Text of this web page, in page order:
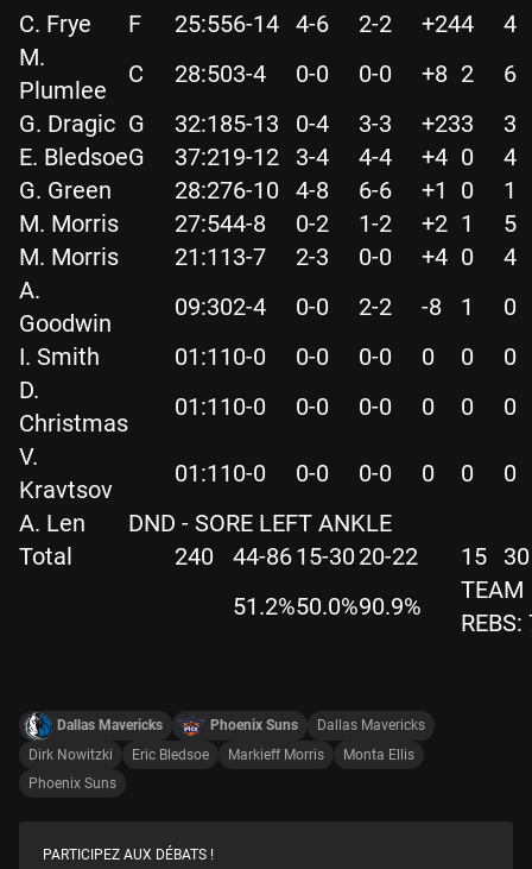
C. Frye
F 25:556-14 4-6 2-2 +244
4
M.
Plumlee
C 28:503-4 0-0 0-0 +8 2
6
G. Dragic G 32:185-13 0-4 3-3 +233
3
E. BledsoeG 37:219-12 3-4 4-4 +4 0
4
G. Green
28:276-10 4-8 6-6 +1 0
1
M. Morris
27:544-8 0-2 1-2 +2 1
5
M. Morris
21:113-7 2-3 0-0 +4 0
4
A.
Goodwin
09:302-4 0-0 2-2 -8 1
0
I. Smith
01:110-0 0-0 0-0 0 0
0
D.
Christmas
01:110-0 0-0 0-0 0 0
0
V.
Kravtsov
01:110-0 0-0 0-0 0 0
0
A. Len
DND - SORE LEFT ANKLE
Total
240 44-8615-30 20-22 15
30
51.2%50.0%90.9%
TEAM
REBS:
Dallas Mavericks Phoenix Suns
Dallas Mavericks
Dirk Nowitzki
Eric Bledsoe Markieff Morris
Monta Ellis
Phoenix Suns
PARTICIPEZ AUX DÉBATS !